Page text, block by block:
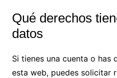
Qué derechos
datos
Si tienes una cuenta o has
esta web, puedes solicitar